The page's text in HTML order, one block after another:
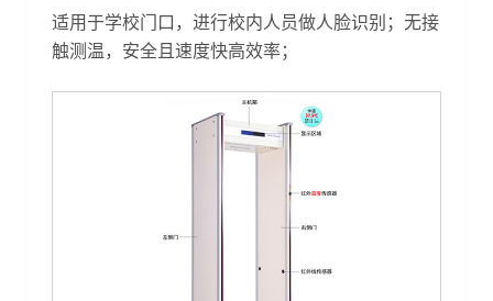
适用于学校门口，进行校内人员做人脸识别；无接
触测温，安全且速度快高效率；